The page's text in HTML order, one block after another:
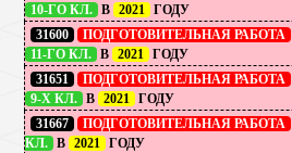
10-ГО КЛ.
В 2021 ГОДУ
31600
ПОДГОТОВИТЕЛЬНАЯ РАБОТА
11-ГО КЛ.
В 2021 ГОДУ
31651
ПОДГОТОВИТЕЛЬНАЯ РАБОТА
9-Х КЛ.
В 2021 ГОДУ
31667
ПОДГОТОВИТЕЛЬНАЯ РАБОТА
КЛ.
В 2021 ГОДУ